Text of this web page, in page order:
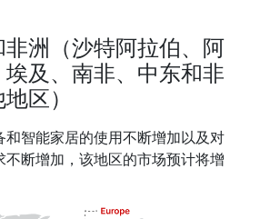
非洲（沙特阿拉伯、阿
埃及、南非、中东和非
区）
和智能家居的使用不断增加以及对
不断增加，该地区的市场预计将增